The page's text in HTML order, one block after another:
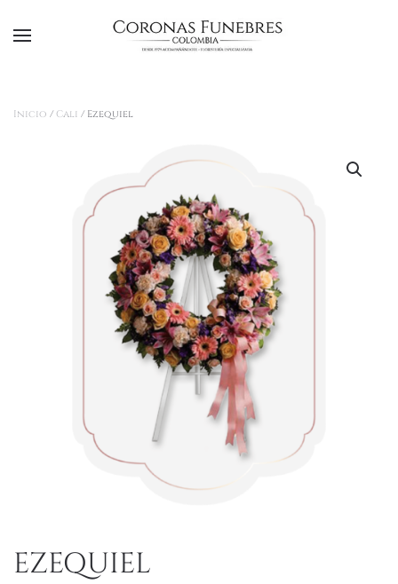
Ir al contenido principal
Inicio / Cali / Ezequiel
EZEQUIEL